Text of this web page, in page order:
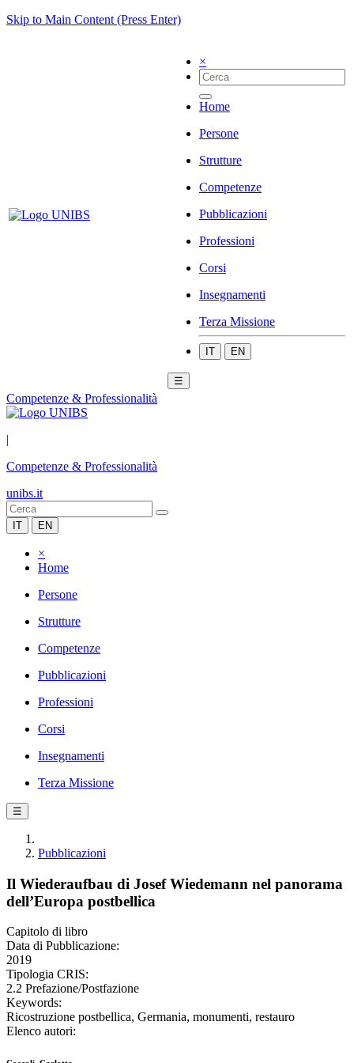
Skip to Main Content (Press Enter)
×
Home
Persone
Strutture
Competenze
Pubblicazioni
Professioni
Corsi
Insegnamenti
Terza Missione
IT EN
☰
Competenze & Professionalità
|
Competenze & Professionalità
unibs.it
IT EN
×
Home
Persone
Strutture
Competenze
Pubblicazioni
Professioni
Corsi
Insegnamenti
Terza Missione
☰
Pubblicazioni
Il Wiederaufbau di Josef Wiedemann nel panorama
dell’Europa postbellica
Capitolo di libro
Data di Pubblicazione:
2019
Tipologia CRIS:
2.2 Prefazione/Postfazione
Keywords:
Ricostruzione postbellica, Germania, monumenti, restauro
Elenco autori: